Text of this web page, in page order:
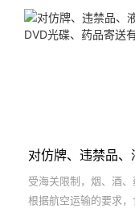
受海关限制，烟、酒
根据航空运输的要求